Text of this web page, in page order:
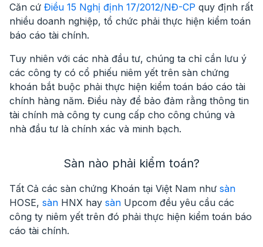
Căn cứ Điều 15 Nghị định 17/2012/NĐ-CP quy định rất
nhiều doanh nghiệp, tổ chức phải thực hiện kiểm toán
báo cáo tài chính.
Tuy nhiên với các nhà đầu tư, chúng ta chỉ cần lưu ý
các công ty có cổ phiếu niêm yết trên sàn chứng
khoán bắt buộc phải thực hiện kiểm toán báo cáo tài
chính hàng năm. Điều này để bảo đảm rằng thông tin
tài chính mà công ty cung cấp cho công chúng và
nhà đầu tư là chính xác và minh bạch.
Sàn nào phải kiểm toán?
Tất Cả các sàn chứng Khoán tại Việt Nam như sàn
HOSE, sàn HNX hay sàn Upcom đều yêu cầu các
công ty niêm yết trên đó phải thực hiện kiểm toán báo
cáo tài chính.